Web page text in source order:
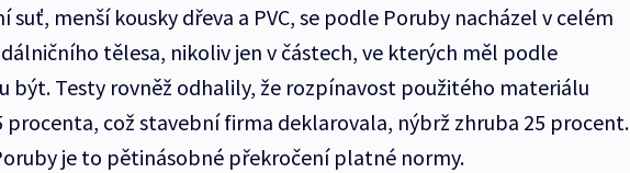
suť, menší kousky dřeva a PVC, se podle Poruby nacházel v celém
tělesa, nikoliv jen v částech, ve kterých měl podle
být. Testy rovněž odhalily, že rozpínavost použitého materiálu
procenta, což stavební firma deklarovala, nýbrž zhruba 25 procent.
je to pětinásobné překročení platné normy.